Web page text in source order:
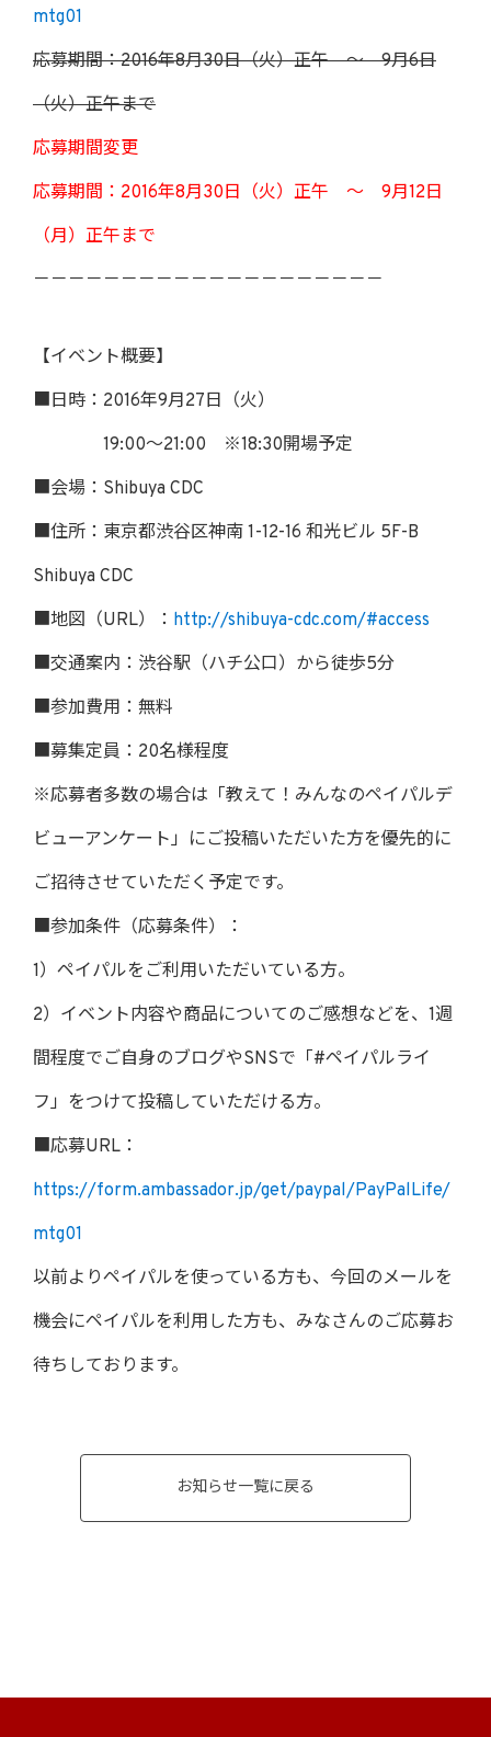
mtg01
応募期間：2016年8月30日（火）正午 ～ 9月6日
（火）正午まで
応募期間変更
応募期間：2016年8月30日（火）正午 ～ 9月12日
（月）正午まで
－－－－－－－－－－－－－－－－－－－－
【イベント概要】
■日時：2016年9月27日（火）
19:00～21:00 ※18:30開場予定
■会場：Shibuya CDC
■住所：東京都渋谷区神南 1-12-16 和光ビル 5F-B
Shibuya CDC
■地図（URL）： http://shibuya-cdc.com/#access
■交通案内：渋谷駅（ハチ公口）から徒歩5分
■参加費用：無料
■募集定員：20名様程度
※応募者多数の場合は「教えて！みんなのペイパルデ
ビューアンケート」にご投稿いただいた方を優先的に
ご招待させていただく予定です。
■参加条件（応募条件）：
1）ペイパルをご利用いただいている方。
2）イベント内容や商品についてのご感想などを、1週
間程度でご自身のブログやSNSで「#ペイパルライ
フ」をつけて投稿していただける方。
■応募URL：
https://form.ambassador.jp/get/paypal/PayPalLife/
mtg01
以前よりペイパルを使っている方も、今回のメールを
機会にペイパルを利用した方も、みなさんのご応募お
待ちしております。
お知らせ一覧に戻る